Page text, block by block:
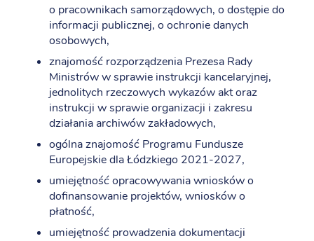
o pracownikach samorządowych, o dostępie do
informacji publicznej, o ochronie danych
osobowych,
znajomość rozporządzenia Prezesa Rady
Ministrów w sprawie instrukcji kancelaryjnej,
jednolitych rzeczowych wykazów akt oraz
instrukcji w sprawie organizacji i zakresu
działania archiwów zakładowych,
ogólna znajomość Programu Fundusze
Europejskie dla Łódzkiego 2021-2027,
umiejętność opracowywania wniosków o
dofinansowanie projektów, wniosków o
płatność,
umiejętność prowadzenia dokumentacji